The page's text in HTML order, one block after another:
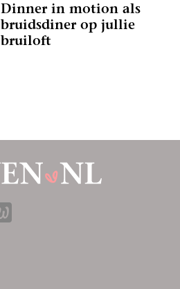
Dinner in motion als
bruidsdiner op jullie
bruiloft